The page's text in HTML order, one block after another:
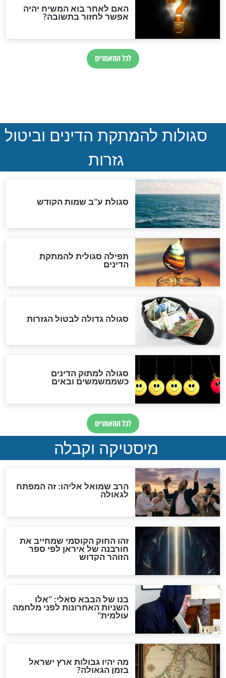
נהרגו בדרום לבנון
ההסכם החשאי של טראמפ
המסמך האבוד שנחשף
במרתפי מוסקבה: כתב היד
הנדיר של הרשב"ם התגלה
"מודה לקב"ה על כל השנים"
לכל המאמרים
אחרית הימים
האם אפשר לחשב את הקץ?
מה יהיה בימות המשיח?
"לפני הגאולה תהיה אפיקורסות
והכחשה גדולה מאוד של
האמונה"
האם לאחר בוא המשיח יהיה
אפשר לחזור בתשובה?
לכל המאמרים